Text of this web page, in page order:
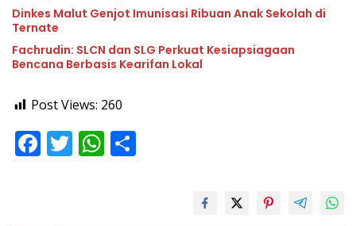
Dinkes Malut Genjot Imunisasi Ribuan Anak Sekolah di
Ternate
Fachrudin: SLCN dan SLG Perkuat Kesiapsiagaan
Bencana Berbasis Kearifan Lokal
Post Views: 260
F T W